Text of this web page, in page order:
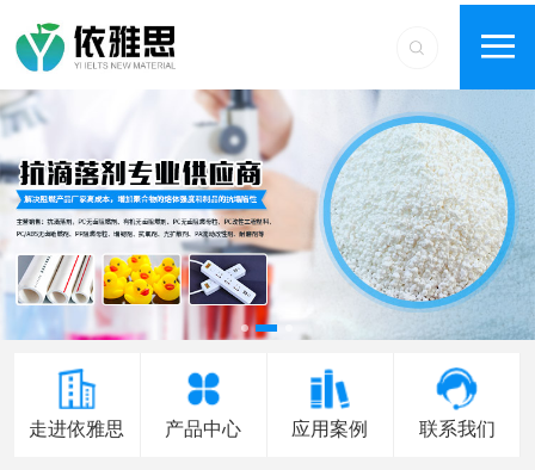
走进依雅思 产品中心 应用案例 联系我们